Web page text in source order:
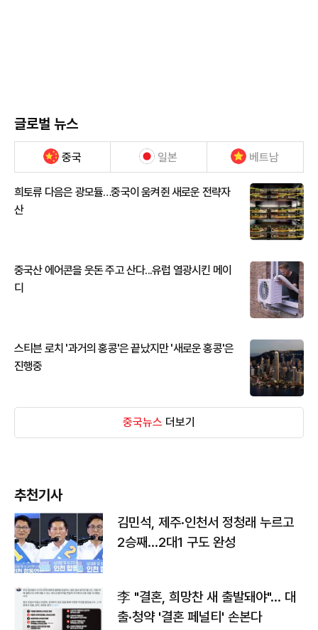
글로벌 뉴스
중국 일본 베트남
희토류 다음은 광모듈…중국이 움켜쥔 새로운 전략자
산
중국산 에어콘을 웃돈 주고 산다...유럽 열광시킨 메이
디
스티븐 로치 '과거의 홍콩'은 끝났지만 '새로운 홍콩'은
진행중
중국뉴스 더보기
추천기사
김민석, 제주·인천서 정청래 누르고
2승째…2대1 구도 완성
李 "결혼, 희망찬 새 출발돼야"… 대
출·청약 '결혼 페널티' 손본다